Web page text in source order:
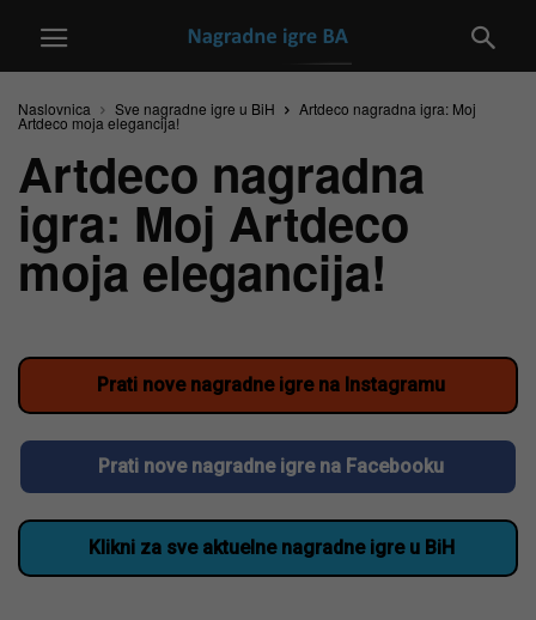
Naslovnica Sve nagradne igre u BiH Artdeco nagradna igra: Moj
Artdeco moja elegancija!
Artdeco nagradna
igra: Moj Artdeco
moja elegancija!
Prati nove nagradne igre na Instagramu
Prati nove nagradne igre na Facebooku
Klikni za sve aktuelne nagradne igre u BiH